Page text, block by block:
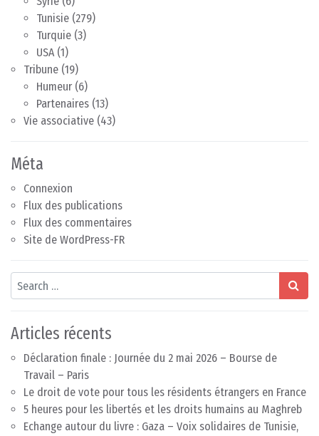
Tunisie (279)
Turquie (3)
USA(1)
Tribune (19)
Humeur (6)
Partenaires (13)
Vie associative (43)
Méta
Connexion
Flux des publications
Flux des commentaires
Site de WordPress-FR
Search
Articles récents
Déclaration finale : Journée du 2 mai 2026 – Bourse de
Travail – Paris
Le droit de vote pour tous les résidents étrangers en France
5 heures pour les libertés et les droits humains au Maghreb
Echange autour du livre : Gaza – Voix solidaires de Tunisie,